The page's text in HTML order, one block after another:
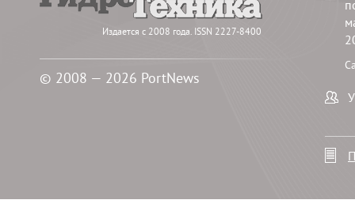
Издается с 2008 года. ISSN 2227-8400
© 2008 — 2026 PortNews